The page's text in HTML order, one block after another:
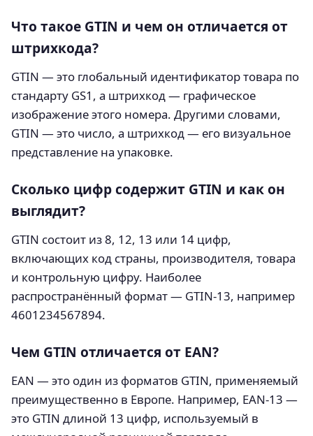
Что такое GTIN и чем он отличается от
штрихкода?
GTIN — это глобальный идентификатор товара по
стандарту GS1, а штрихкод — графическое
изображение этого номера. Другими словами,
GTIN — это число, а штрихкод — его визуальное
представление на упаковке.
Сколько цифр содержит GTIN и как он
выглядит?
GTIN состоит из 8, 12, 13 или 14 цифр,
включающих код страны, производителя, товара
и контрольную цифру. Наиболее
распространённый формат — GTIN‑13, например
4601234567894.
Чем GTIN отличается от EAN?
EAN — это один из форматов GTIN, применяемый
преимущественно в Европе. Например, EAN‑13 —
это GTIN длиной 13 цифр, используемый в